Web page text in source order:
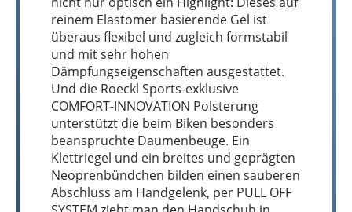
reinem Elastomer basierende Gel ist
überaus flexibel und zugleich formstabil
und mit sehr hohen
Dämpfungseigenschaften ausgestattet.
Und die Roeckl Sports-exklusive
COMFORT-INNOVATION Polsterung
unterstützt die beim Biken besonders
beanspruchte Daumenbeuge. Ein
Klettriegel und ein breites und geprägten
Neoprenbündchen bilden einen sauberen
Abschluss am Handgelenk, per PULL OFF